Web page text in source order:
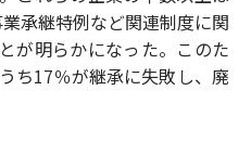
承継特例など関連制度に関
が明らかになった。このた
ち17％が継承に失敗し、廃